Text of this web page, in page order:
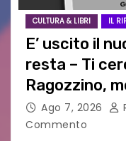
CULTURA & LIBRI IL
E’ uscito il
resta – Ti
Ragozzino,
Capua
Ago 7, 2026
Commento